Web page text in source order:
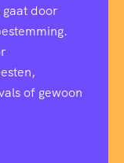
door
of gewoon